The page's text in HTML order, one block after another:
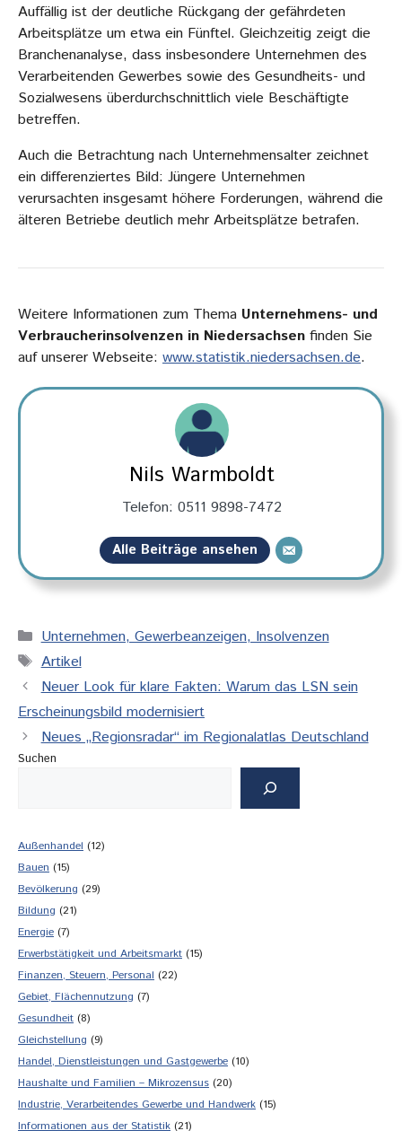
Auffällig ist der deutliche Rückgang der gefährdeten
Arbeitsplätze um etwa ein Fünftel. Gleichzeitig zeigt die
Branchenanalyse, dass insbesondere Unternehmen des
Verarbeitenden Gewerbes sowie des Gesundheits- und
Sozialwesens überdurchschnittlich viele Beschäftigte
betreffen.
Auch die Betrachtung nach Unternehmensalter zeichnet
ein differenziertes Bild: Jüngere Unternehmen
verursachten insgesamt höhere Forderungen, während die
älteren Betriebe deutlich mehr Arbeitsplätze betrafen.
Weitere Informationen zum Thema Unternehmens- und
Verbraucherinsolvenzen in Niedersachsen finden Sie
auf unserer Webseite: www.statistik.niedersachsen.de.
Nils Warmboldt
Telefon: 0511 9898-7472
Alle Beiträge ansehen
Kategorien
Unternehmen, Gewerbeanzeigen, Insolvenzen
Schlagwörter
Artikel
Neuer Look für klare Fakten: Warum das LSN sein
Erscheinungsbild modernisiert
Neues „Regionsradar“ im Regionalatlas Deutschland
Suchen
Außenhandel (12)
Bauen (15)
Bevölkerung (29)
Bildung (21)
Energie (7)
Erwerbstätigkeit und Arbeitsmarkt (15)
Finanzen, Steuern, Personal (22)
Gebiet, Flächennutzung (7)
Gesundheit (8)
Gleichstellung (9)
Handel, Dienstleistungen und Gastgewerbe (10)
Haushalte und Familien – Mikrozensus (20)
Industrie, Verarbeitendes Gewerbe und Handwerk (15)
Informationen aus der Statistik (21)